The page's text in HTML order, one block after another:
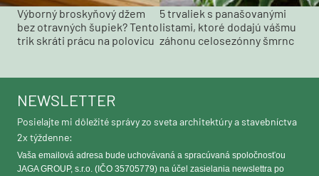
Výborný broskyňový džem
bez otravných šupiek? Tento
trik skráti prácu na polovicu
5 trvaliek s panašovanými
listami, ktoré dodajú vášmu
záhonu celosezónny šmrnc
NEWSLETTER
Posielajte mi dôležité správy zo sveta architektúry a stavebníctva
2x týždenne:
Vaša emailová adresa bude uchovávaná a spracúvaná spoločnosťou
JAGA GROUP, s.r.o. (IČO 35705779) na účel zasielania newslettra po